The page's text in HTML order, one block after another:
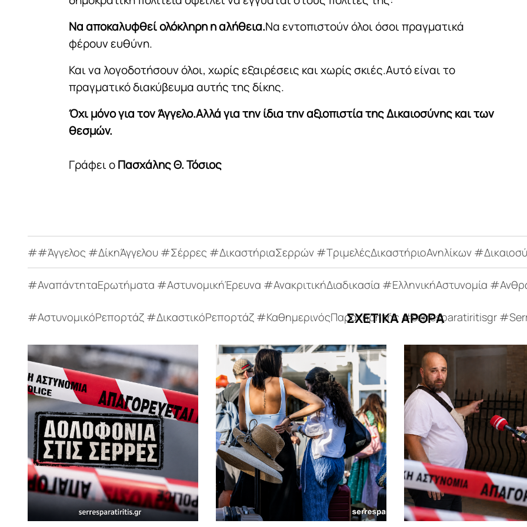
Να αποκαλυφθεί ολόκληρη η αλήθεια.Να εντοπιστούν όλοι όσοι πραγματικά
φέρουν ευθύνη.
Και να λογοδοτήσουν όλοι, χωρίς εξαιρέσεις και χωρίς σκιές.Αυτό είναι το
πραγματικό διακύβευμα αυτής της δίκης.
Όχι μόνο για τον Άγγελο.Αλλά για την ίδια την αξιοπιστία της Δικαιοσύνης και των
θεσμών.
Γράφει οΠασχάλης Θ. Τόσιος
##Άγγελος #ΔίκηΆγγελου #Σέρρες #ΔικαστήριαΣερρών #ΤριμελέςΔικαστήριοΑνηλίκων
#ΑναπάντηταΕρωτήματα #ΑστυνομικήΈρευνα #ΑνακριτικήΔιαδικασία #ΕλληνικήΑστυνομία
#ΑστυνομικόΡεπορτάζ #ΔικαστικόΡεπορτάζ #ΚαθημερινόςΠαρατηρητής #serresparatiritisgr
#Άποψη #ΠασχάληςΘΤόσιος
ΣΧΕΤΙΚΑ ΑΡΘΡΑ